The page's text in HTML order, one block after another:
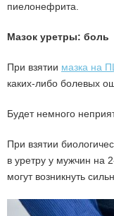
пиелонефрита.
Мазок уретры: боль
При взятии мазка на
каких-либо болевых
Будет немного
При взятии
в уретру у мужчин на
могут возникнуть